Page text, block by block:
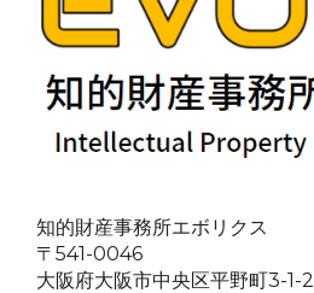
知的財産事務所エボリクス
〒541-0046
大阪府大阪市中央区平野町3-1-2